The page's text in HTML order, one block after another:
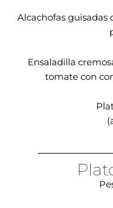
Alcachofas guisadas
Ensaladilla
tomate con